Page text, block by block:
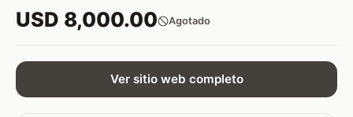
USD 8,000.00 Agotado
Ver sitio web completo